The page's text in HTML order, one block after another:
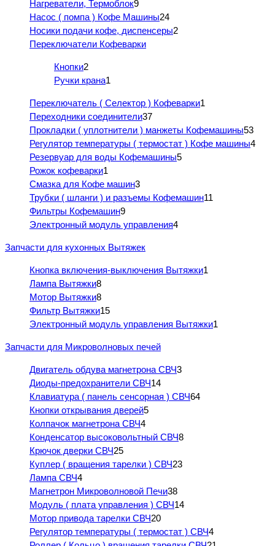
Нагреватели, Термоблок9
Насос ( помпа ) Кофе Машины24
Носики подачи кофе, диспенсеры2
Переключатели Кофеварки
Кнопки2
Ручки крана1
Переключатель ( Селектор ) Кофеварки1
Переходники соединители37
Прокладки ( уплотнители ) манжеты Кофемашины53
Регулятор температуры ( термостат ) Кофе машины4
Резервуар для воды Кофемашины5
Рожок кофеварки1
Смазка для Кофе машин3
Трубки ( шланги ) и разъемы Кофемашин11
Фильтры Кофемашин9
Электронный модуль управления4
Запчасти для кухонных Вытяжек
Кнопка включения-выключения Вытяжки1
Лампа Вытяжки8
Мотор Вытяжки8
Фильтр Вытяжки15
Электронный модуль управления Вытяжки1
Запчасти для Микроволновых печей
Двигатель обдува магнетрона СВЧ3
Диоды-предохранители СВЧ14
Клавиатура ( панель сенсорная ) СВЧ64
Кнопки открывания дверей5
Колпачок магнетрона СВЧ4
Конденсатор высоковольтный СВЧ8
Крючок дверки СВЧ25
Куплер ( вращения тарелки ) СВЧ23
Лампа СВЧ4
Магнетрон Микроволновой Печи38
Модуль ( плата управления ) СВЧ14
Мотор привода тарелки СВЧ20
Регулятор температуры ( термостат ) СВЧ4